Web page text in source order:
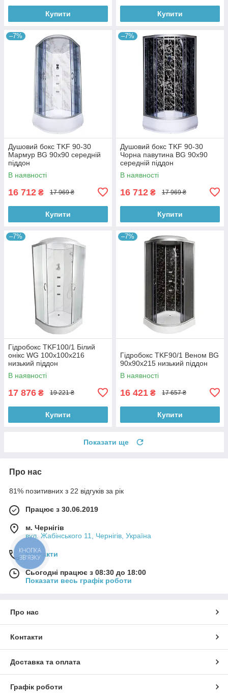
Купити Купити
–7%
Душовий бокс TKF 90-30
Мармур BG 90х90 середній
піддон
В наявності
16 712 ₴ 17 969 ₴
Купити
–7%
Душовий бокс TKF 90-30
Чорна павутина BG 90х90
середній піддон
В наявності
16 712 ₴ 17 969 ₴
Купити
–7%
Гідробокс TKF100/1 Білий
онікс WG 100х100х216
низький піддон
В наявності
17 876 ₴ 19 221 ₴
Купити
–7%
Гідробокс TKF90/1 Веном BG
90x90x215 низький піддон
В наявності
16 421 ₴ 17 657 ₴
Купити
Показати ще
Про нас
81% позитивних з 22 відгуків за рік
Працює з 30.06.2019
м. Чернігів
вул. Жабінського 11, Чернігів, Україна
Контакти
Сьогодні працює з 08:30 до 18:00
Показати весь графік роботи
Про нас
Контакти
Доставка та оплата
Графік роботи
КНОПКА
ЗВ'ЯЗКУ